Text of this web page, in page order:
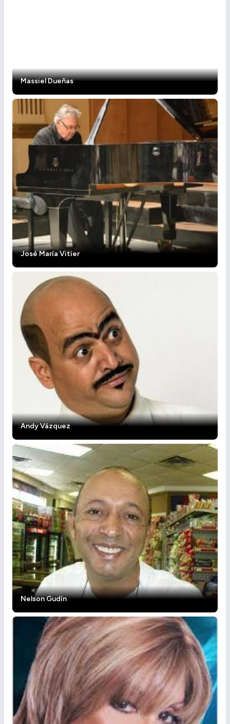
Massiel Dueñas
José María Vitier
Andy Vázquez
Nelson Gudín